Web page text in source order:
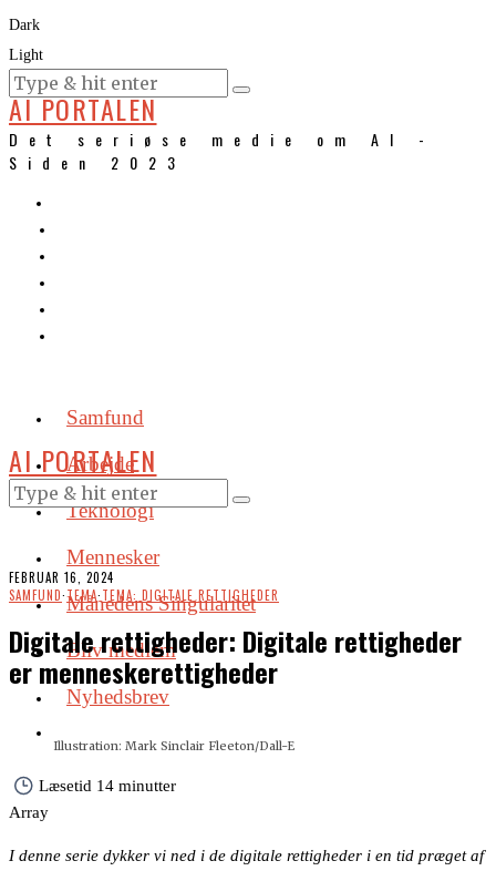
Dark
Light
KURSER
AI PORTALEN
Det seriøse medie om AI -
Siden 2023
Samfund
Arbejde
Teknologi
Mennesker
Månedens Singularitet
Bliv medlem
Nyhedsbrev
AI PORTALEN
FEBRUAR 16, 2024
SAMFUND·TEMA·TEMA: DIGITALE RETTIGHEDER
Digitale rettigheder: Digitale rettigheder
er menneskerettigheder
Illustration: Mark Sinclair Fleeton/Dall-E
Læsetid 14 minutter
Array
I denne serie dykker vi ned i de digitale rettigheder i en tid præget af